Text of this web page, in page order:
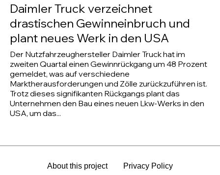
Daimler Truck verzeichnet
drastischen Gewinneinbruch und
plant neues Werk in den USA
Der Nutzfahrzeughersteller Daimler Truck hat im
zweiten Quartal einen Gewinnrückgang um 48 Prozent
gemeldet, was auf verschiedene
Marktherausforderungen und Zölle zurückzuführen ist.
Trotz dieses signifikanten Rückgangs plant das
Unternehmen den Bau eines neuen Lkw-Werks in den
USA, um das...
About this project Privacy Policy